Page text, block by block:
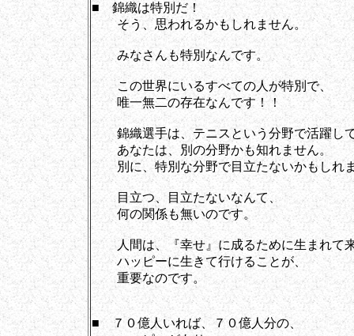
■ 錦織は特別だ！
そう、思われるかもしれません。
みなさんも特別なんです。
この世界にいるすべての人が特別で、
唯一無二の存在なんです！！
錦織選手は、テニスという分野で活躍し
あなたは、別の分野かも知れません。
別に、特別な分野で目立たないかもしれ
目立つ、目立たないなんて、
何の関係も無いのです。
人間は、『幸せ』に成るために生まれて
ハッピーに生きて行けることが、
重要なのです。
■ ７０億人いれば、７０億人分の、